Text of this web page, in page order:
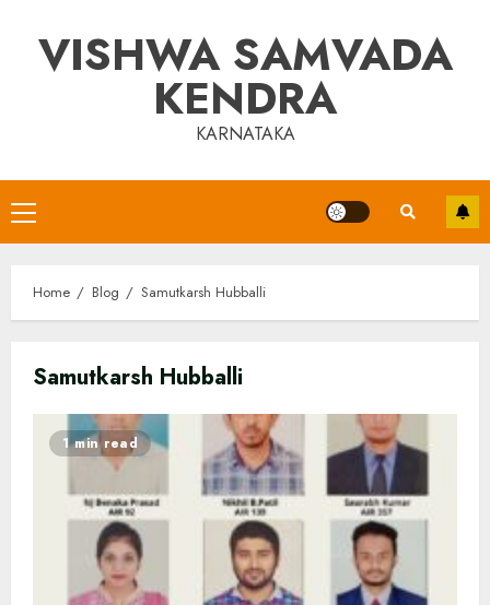
contentVISHWA SAMVADA
KENDRA
KARNATAKA
Primary
Menu
Home Blog Samutkarsh Hubballi
Samutkarsh Hubballi
1 min read